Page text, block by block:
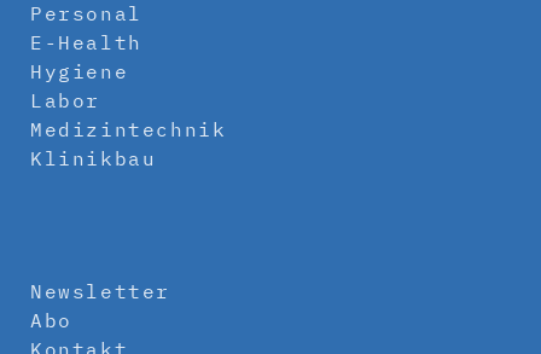
Personal
E-Health
Hygiene
Labor
Medizintechnik
Klinikbau
Newsletter
Abo